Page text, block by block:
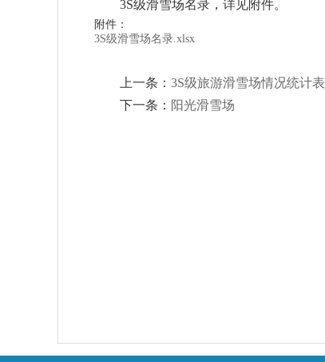
3S级滑雪场名录，详见附件。
附件：
3S级滑雪场名录.xlsx
上一条： 3S级旅游滑雪场情况统计表
下一条： 阳光滑雪场